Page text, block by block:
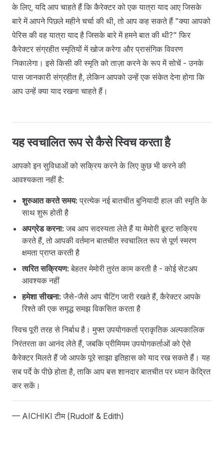
के लिए, यदि आप चाहते हैं कि कैरेक्टर को एक यात्रा याद आए जिसके
बारे में आपने पिछले महीने चर्चा की थी, तो आप कह सकते हैं "क्या आपको
पेरिस की वह यात्रा याद है जिसके बारे में हमने बात की थी?" फिर
कैरेक्टर संग्रहीत स्मृतियों में खोज करेगा और प्रासंगिक विवरण
निकालेगा। इसे किसी की स्मृति को ताज़ा करने के रूप में सोचें - उनके
पास जानकारी संग्रहीत है, लेकिन आपको उन्हें एक संकेत देना होगा कि
आप उन्हें क्या याद रखना चाहते हैं।
यह स्वचालित रूप से कैसे स्विच करता है
आपको इन सुविधाओं को सक्रिय करने के लिए कुछ भी करने की
आवश्यकता नहीं है:
शुरुआत करते समय: प्रत्येक नई बातचीत बुनियादी हाल की स्मृति के
साथ शुरू होती है
अपग्रेड करना: जब आप सदस्यता लेते हैं या मेमोरी बूस्ट सक्रिय
करते हैं, तो आपकी वर्तमान बातचीत स्वचालित रूप से पूर्ण स्मरण
क्षमता प्राप्त करती है
त्वरित सक्रियण: बेहतर मेमोरी तुरंत काम करती है - कोई सेटअप
आवश्यक नहीं
हमेशा सीखना: जैसे-जैसे आप चैटिंग जारी रखते हैं, कैरेक्टर आपके
रिश्ते की एक समृद्ध समझ विकसित करता है
स्विच पूरी तरह से निर्बाध है। मुफ्त उपयोगकर्ता प्राकृतिक अल्पकालिक
निरंतरता का आनंद लेते हैं, जबकि प्रीमियम उपयोगकर्ताओं को ऐसे
कैरेक्टर मिलते हैं जो आपके पूरे साझा इतिहास को याद रख सकते हैं। यह
सब पर्दे के पीछे होता है, ताकि आप बस शानदार बातचीत पर ध्यान केंद्रित
कर सकें।
— AICHIKI टीम (Rudolf & Edith)